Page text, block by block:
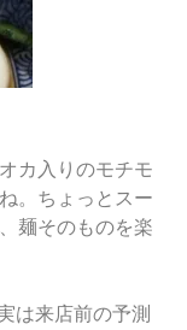
カ入りのモチモ
。ちょっとスー
麺そのものを楽
は来店前の予測